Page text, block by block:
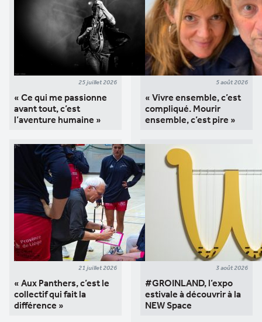
25 juillet 2026
« Ce qui me passionne
avant tout, c’est
l’aventure humaine »
21 juillet 2026
« Aux Panthers, c’est le
collectif qui fait la
différence »
5 août 2026
« Vivre ensemble, c’est
compliqué. Mourir
ensemble, c’est pire »
3 août 2026
#GROINLAND, l’expo
estivale à découvrir à la
NEW Space